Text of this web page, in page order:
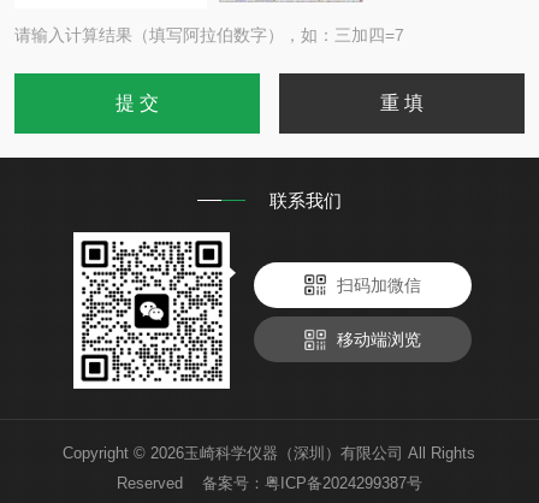
请输入计算结果（填写阿拉伯数字），如：三加四=7
联系我们
扫码加微信
移动端浏览
Copyright © 2026玉崎科学仪器（深圳）有限公司 All Rights
Reserved 备案号： 粤ICP备2024299387号